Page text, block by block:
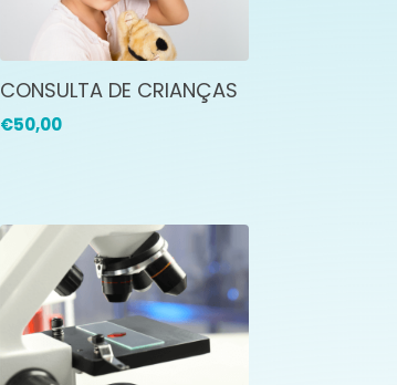
CONSULTA DE CRIANÇAS
€50,00